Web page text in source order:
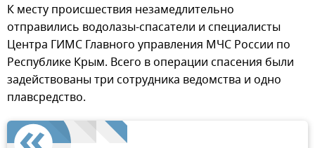
К месту происшествия незамедлительно
отправились водолазы-спасатели и специалисты
Центра ГИМС Главного управления МЧС России по
Республике Крым. Всего в операции спасения были
задействованы три сотрудника ведомства и одно
плавсредство.